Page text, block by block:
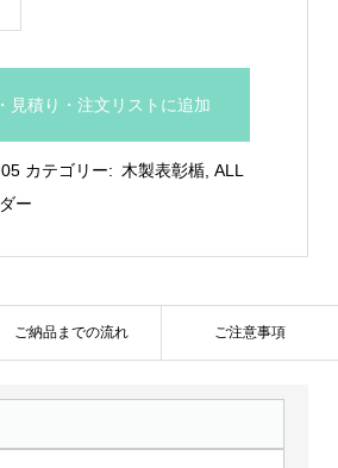
見積り・注文リストに追加
カテゴリー: 木製表彰楯, ALL
ー
ご納品までの流れ ご注意事項